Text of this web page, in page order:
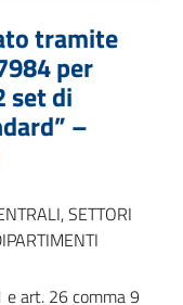
tramite
per
set di
–
SETTORI
art. 26 comma 9